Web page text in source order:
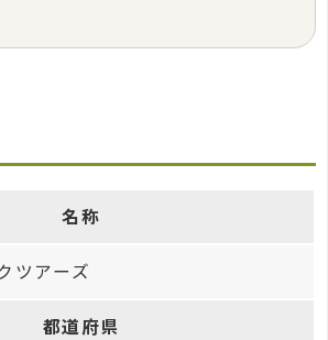
名称
ツアーズ
都道府県